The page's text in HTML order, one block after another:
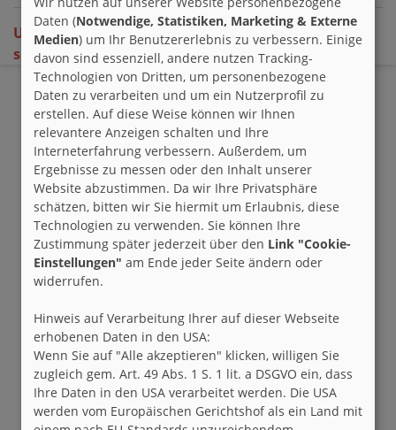
Um Geschenke zu verteilen, musst du eingeloggt
sein.
Daten (Notwendige, Statistiken, Marketing & Externe
Medien) um Ihr Benutzererlebnis zu verbessern. Einige
davon sind essenziell, andere nutzen Tracking-
Technologien von Dritten, um personenbezogene
Daten zu verarbeiten und um ein Nutzerprofil zu
erstellen. Auf diese Weise können wir Ihnen
relevantere Anzeigen schalten und Ihre
Interneterfahrung verbessern. Außerdem, um
Ergebnisse zu messen oder den Inhalt unserer
Website abzustimmen. Da wir Ihre Privatsphäre
schätzen, bitten wir Sie hiermit um Erlaubnis, diese
Technologien zu verwenden. Sie können Ihre
Zustimmung später jederzeit über den Link "Cookie-
Einstellungen" am Ende jeder Seite ändern oder
widerrufen.
Hinweis auf Verarbeitung Ihrer auf dieser Webseite
erhobenen Daten in den USA:
Wenn Sie auf "Alle akzeptieren" klicken, willigen Sie
zugleich gem. Art. 49 Abs. 1 S. 1 lit. a DSGVO ein, dass
Ihre Daten in den USA verarbeitet werden. Die USA
werden vom Europäischen Gerichtshof als ein Land mit